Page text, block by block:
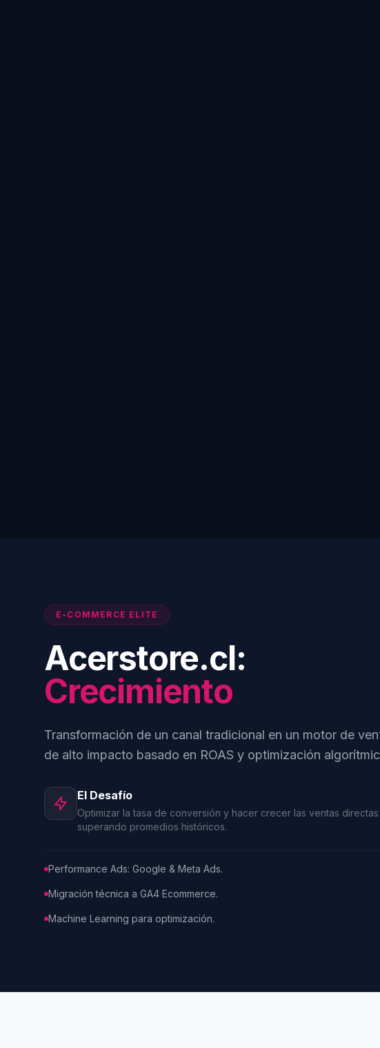
E-COMMERCE ELITE
Acerstore.cl:
Crecimiento
Transformación de un canal tradicional en un motor de
de alto impacto basado en ROAS y optimización
El Desafío
Optimizar la tasa de conversión y hacer crecer las ventas directas
superando promedios históricos.
Performance Ads: Google & Meta Ads.
Migración técnica a GA4 Ecommerce.
Machine Learning para optimización.